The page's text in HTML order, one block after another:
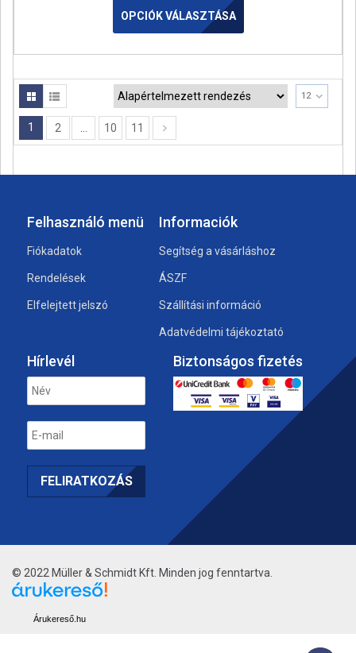
OPCIÓK VÁLASZTÁSA
12
1 2 10 11
Felhasználó menü
Fiókadatok
Rendelések
Elfelejtett jelszó
Informaciók
Segítség a vásárláshoz
ÁSZF
Szállítási információ
Adatvédelmi tájékoztató
Hírlevél Biztonságos fizetés
© 2022 Müller & Schmidt Kft. Minden jog fenntartva.
Árukereső.hu